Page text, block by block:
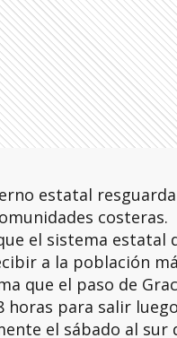
estatal
costeras.
el sistema estatal
a la población
que el paso de
horas para salir
el sábado al